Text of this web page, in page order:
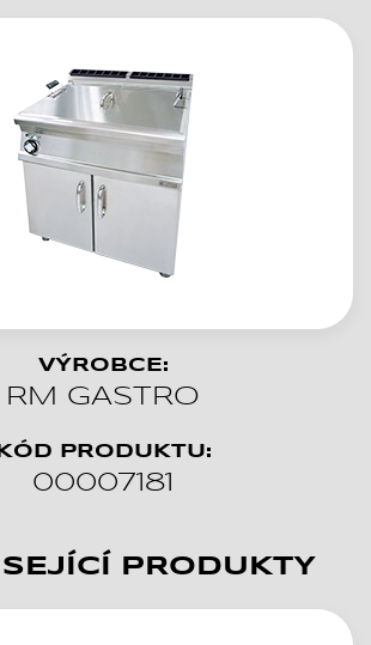
VÝROBCE:
RM GASTRO
KÓD PRODUKTU:
00007181
PRODUKTY